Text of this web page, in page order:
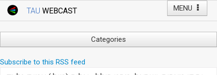
MENU
TAU WEBCAST
Webcast: Courses
Events
Categories
Subscribe to this RSS feed